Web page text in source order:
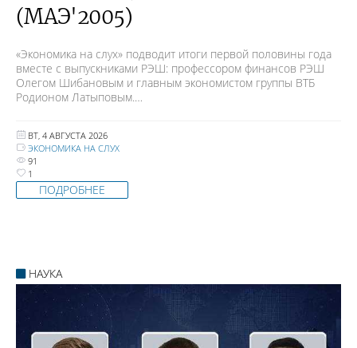
(МАЭ'2005)
«Экономика на слух» подводит итоги первой половины года
вместе с выпускниками РЭШ: профессором финансов РЭШ
Олегом Шибановым и главным экономистом группы ВТБ
Родионом Латыповым.…
ВТ, 4 АВГУСТА 2026
ЭКОНОМИКА НА СЛУХ
91
1
ПОДРОБНЕЕ
НАУКА